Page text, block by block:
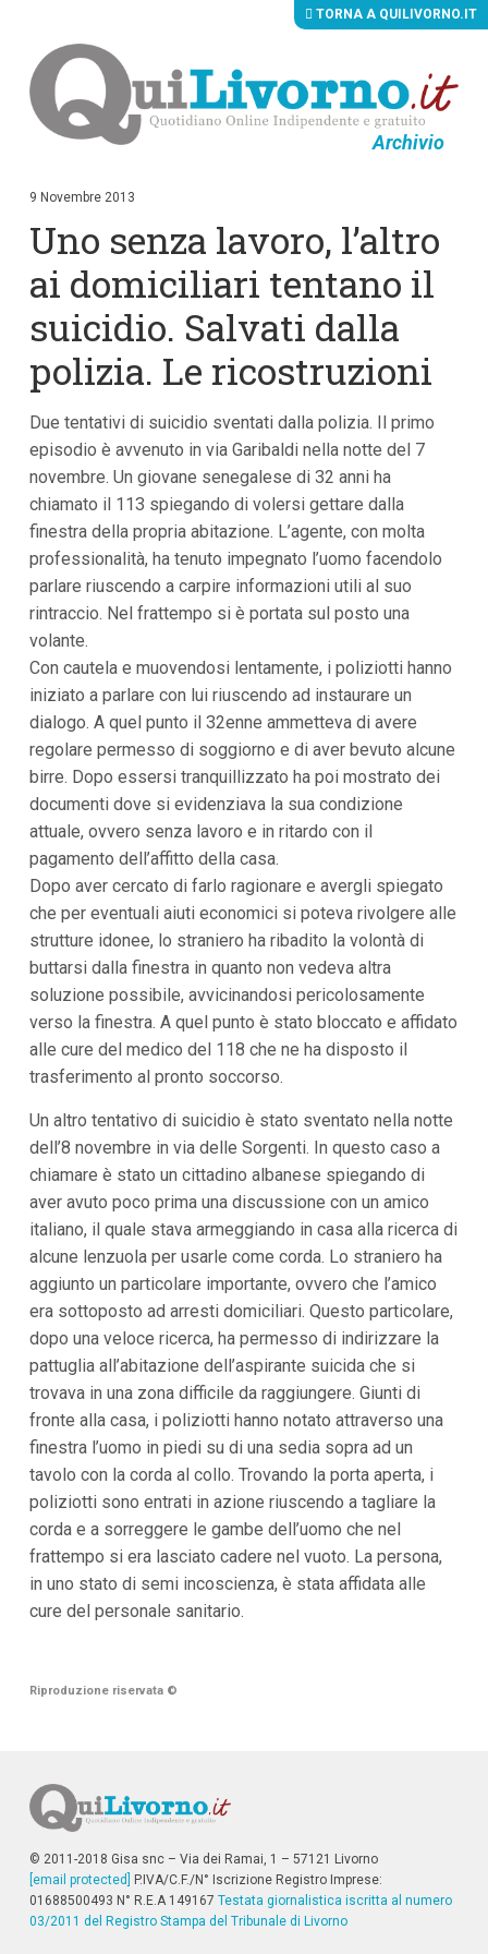
Archivio
i
i
c
n
t
e
n
i
p
r
i
c
i
p
l
i
V
a
i
l
M
n
ù
r
i
c
i
p
a
l
V
a
i
n
f
n
o
TORNA A QUILIVORNO.IT
9 Novembre 2013
Uno senza lavoro, l’altro
ai domiciliari tentano il
suicidio. Salvati dalla
polizia. Le ricostruzioni
Due tentativi di suicidio sventati dalla polizia. Il primo
episodio è avvenuto in via Garibaldi nella notte del 7
novembre. Un giovane senegalese di 32 anni ha
chiamato il 113 spiegando di volersi gettare dalla
finestra della propria abitazione. L’agente, con molta
professionalità, ha tenuto impegnato l’uomo facendolo
parlare riuscendo a carpire informazioni utili al suo
rintraccio. Nel frattempo si è portata sul posto una
volante.
Con cautela e muovendosi lentamente, i poliziotti hanno
iniziato a parlare con lui riuscendo ad instaurare un
dialogo. A quel punto il 32enne ammetteva di avere
regolare permesso di soggiorno e di aver bevuto alcune
birre. Dopo essersi tranquillizzato ha poi mostrato dei
documenti dove si evidenziava la sua condizione
attuale, ovvero senza lavoro e in ritardo con il
pagamento dell’affitto della casa.
Dopo aver cercato di farlo ragionare e avergli spiegato
che per eventuali aiuti economici si poteva rivolgere alle
strutture idonee, lo straniero ha ribadito la volontà di
buttarsi dalla finestra in quanto non vedeva altra
soluzione possibile, avvicinandosi pericolosamente
verso la finestra. A quel punto è stato bloccato e affidato
alle cure del medico del 118 che ne ha disposto il
trasferimento al pronto soccorso.
Un altro tentativo di suicidio è stato sventato nella notte
dell’8 novembre in via delle Sorgenti. In questo caso a
chiamare è stato un cittadino albanese spiegando di
aver avuto poco prima una discussione con un amico
italiano, il quale stava armeggiando in casa alla ricerca di
alcune lenzuola per usarle come corda. Lo straniero ha
aggiunto un particolare importante, ovvero che l’amico
era sottoposto ad arresti domiciliari. Questo particolare,
dopo una veloce ricerca, ha permesso di indirizzare la
pattuglia all’abitazione dell’aspirante suicida che si
trovava in una zona difficile da raggiungere. Giunti di
fronte alla casa, i poliziotti hanno notato attraverso una
finestra l’uomo in piedi su di una sedia sopra ad un
tavolo con la corda al collo. Trovando la porta aperta, i
poliziotti sono entrati in azione riuscendo a tagliare la
corda e a sorreggere le gambe dell’uomo che nel
frattempo si era lasciato cadere nel vuoto. La persona,
in uno stato di semi incoscienza, è stata affidata alle
cure del personale sanitario.
Riproduzione riservata ©
© 2011-2018 Gisa snc – Via dei Ramai, 1 – 57121 Livorno
[email protected]
P.IVA/C.F./N° Iscrizione Registro Imprese:
01688500493 N° R.E.A 149167 Testata giornalistica iscritta al numero
03/2011 del Registro Stampa del Tribunale di Livorno